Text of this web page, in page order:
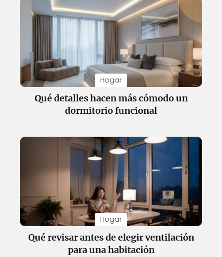
Hogar
Qué detalles hacen más cómodo un
dormitorio funcional
Hogar
Qué revisar antes de elegir ventilación
para una habitación